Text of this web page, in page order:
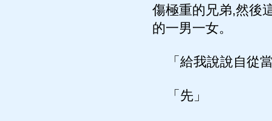
傷極重的兄弟,然後
的一男一女。
「給我說說自從當
「先」